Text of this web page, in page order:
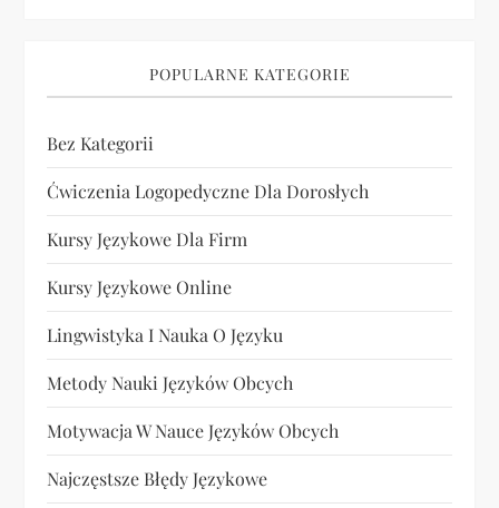
POPULARNE KATEGORIE
Bez Kategorii
Ćwiczenia Logopedyczne Dla Dorosłych
Kursy Językowe Dla Firm
Kursy Językowe Online
Lingwistyka I Nauka O Języku
Metody Nauki Języków Obcych
Motywacja W Nauce Języków Obcych
Najczęstsze Błędy Językowe